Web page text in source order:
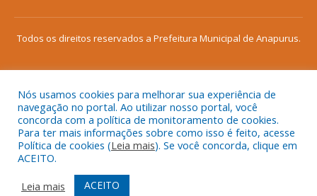
Todos os direitos reservados a Prefeitura Municipal de Anapurus.
Mapa do Site
Acessar Área Administrativa
Acessar o Webmail
Nós usamos cookies para melhorar sua experiência de
navegação no portal. Ao utilizar nosso portal, você
concorda com a política de monitoramento de cookies.
Para ter mais informações sobre como isso é feito, acesse
Política de cookies (Leia mais). Se você concorda, clique em
ACEITO.
Leia mais
ACEITO